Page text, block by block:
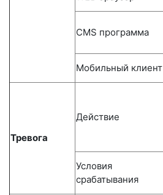
CMS программа
Мобильный клиент
Тревога
Действие
Условия
срабатывания